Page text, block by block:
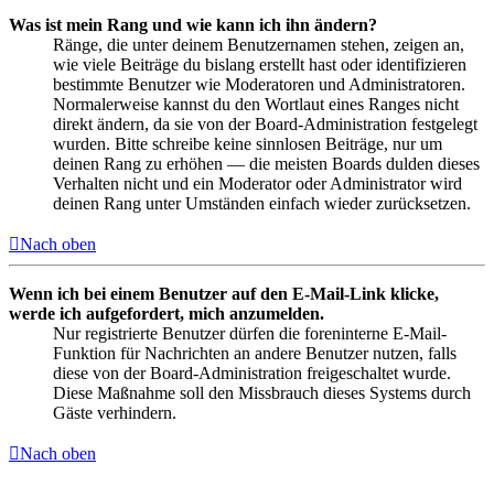
Was ist mein Rang und wie kann ich ihn ändern?
Ränge, die unter deinem Benutzernamen stehen, zeigen an,
wie viele Beiträge du bislang erstellt hast oder identifizieren
bestimmte Benutzer wie Moderatoren und Administratoren.
Normalerweise kannst du den Wortlaut eines Ranges nicht
direkt ändern, da sie von der Board-Administration festgelegt
wurden. Bitte schreibe keine sinnlosen Beiträge, nur um
deinen Rang zu erhöhen — die meisten Boards dulden dieses
Verhalten nicht und ein Moderator oder Administrator wird
deinen Rang unter Umständen einfach wieder zurücksetzen.
Nach oben
Wenn ich bei einem Benutzer auf den E-Mail-Link klicke,
werde ich aufgefordert, mich anzumelden.
Nur registrierte Benutzer dürfen die foreninterne E-Mail-
Funktion für Nachrichten an andere Benutzer nutzen, falls
diese von der Board-Administration freigeschaltet wurde.
Diese Maßnahme soll den Missbrauch dieses Systems durch
Gäste verhindern.
Nach oben